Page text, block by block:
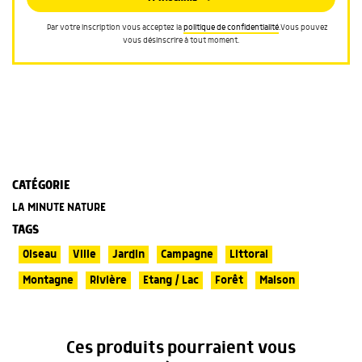
Par votre inscription vous acceptez lapolitique de confidentialité.Vous pouvez
vous désinscrire à tout moment.
CATÉGORIE
LA MINUTE NATURE
TAGS
Oiseau Ville Jardin Campagne
Littoral
Montagne
Rivière Etang / Lac Forêt Maison
Ces produits pourraient vous